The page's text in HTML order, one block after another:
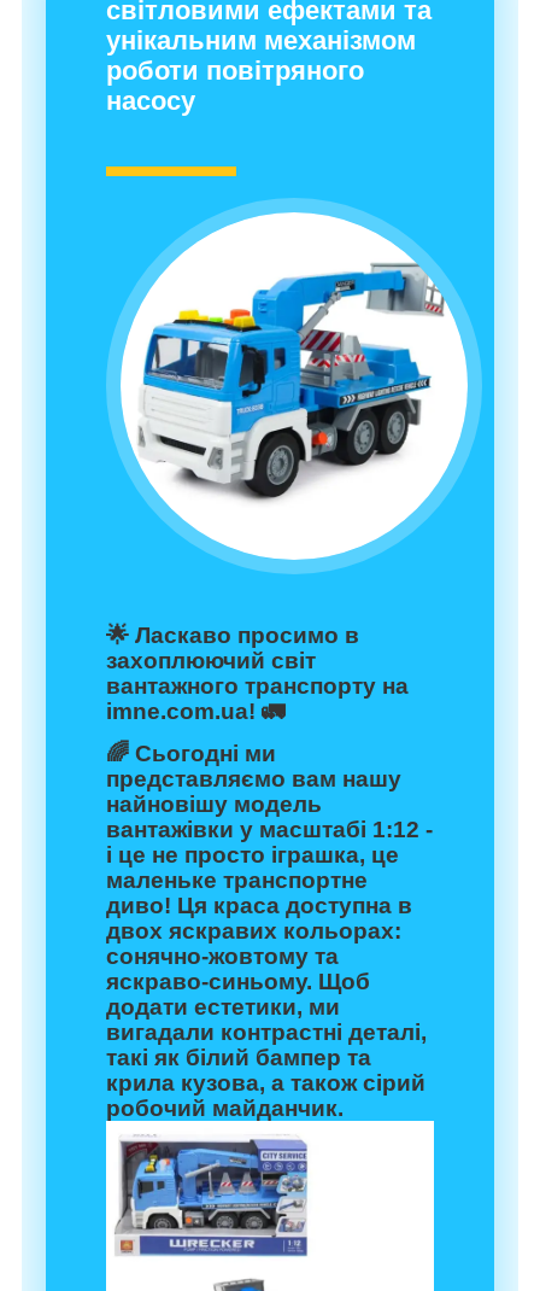
світловими ефектами та
унікальним механізмом
роботи повітряного
насосу
🌟 Ласкаво просимо в
захоплюючий світ
вантажного транспорту на
imne.com.ua! 🚛
🌈 Сьогодні ми
представляємо вам нашу
найновішу модель
вантажівки у масштабі 1:12 -
і це не просто іграшка, це
маленьке транспортне
диво! Ця краса доступна в
двох яскравих кольорах:
сонячно-жовтому та
яскраво-синьому. Щоб
додати естетики, ми
вигадали контрастні деталі,
такі як білий бампер та
крила кузова, а також сірий
робочий майданчик.